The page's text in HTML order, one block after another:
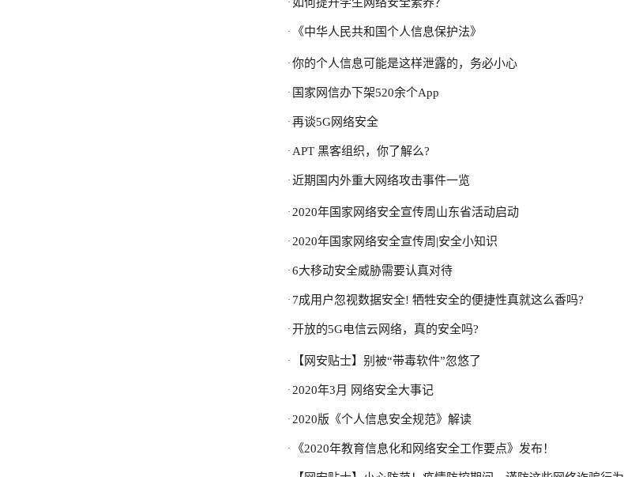
·
· 《中华人民共和国个人信息保护法》
· 你的个人信息可能是这样泄露的，务必小心
· 国家网信办下架520余个App
· 再谈5G网络安全
· APT 黑客组织，你了解么?
· 近期国内外重大网络攻击事件一览
· 2020年国家网络安全宣传周山东省活动启动
· 2020年国家网络安全宣传周|安全小知识
· 6大移动安全威胁需要认真对待
· 7成用户忽视数据安全! 牺牲安全的便捷性真就这么香吗?
· 开放的5G电信云网络，真的安全吗?
· 【网安贴士】别被“带毒软件”忽悠了
· 2020年3月 网络安全大事记
· 2020版《个人信息安全规范》解读
· 《2020年教育信息化和网络安全工作要点》发布！